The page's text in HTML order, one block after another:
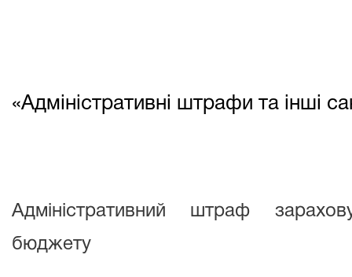
«Адміністративні штрафи та інші
Адміністративний штраф
бюджету